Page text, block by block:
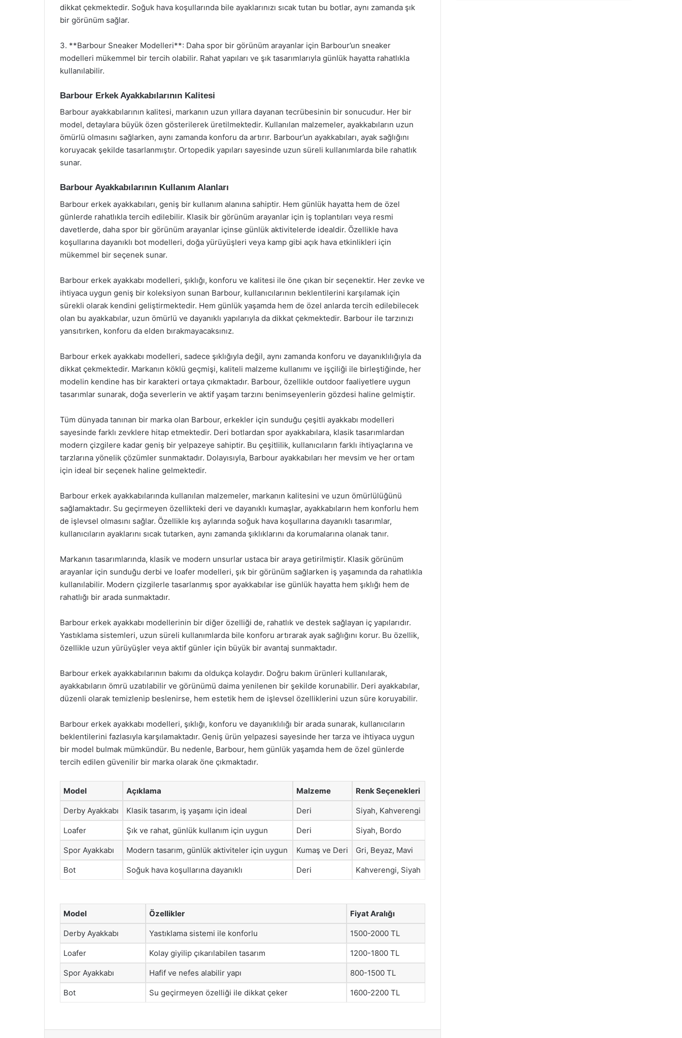
dikkat çekmektedir. Soğuk hava koşullarında bile ayaklarınızı sıcak tutan bu botlar, aynı zamanda şık
bir görünüm sağlar.
3. **Barbour Sneaker Modelleri**: Daha spor bir görünüm arayanlar için Barbour’un sneaker
modelleri mükemmel bir tercih olabilir. Rahat yapıları ve şık tasarımlarıyla günlük hayatta rahatlıkla
kullanılabilir.
Barbour Erkek Ayakkabılarının Kalitesi
Barbour ayakkabılarının kalitesi, markanın uzun yıllara dayanan tecrübesinin bir sonucudur. Her bir
model, detaylara büyük özen gösterilerek üretilmektedir. Kullanılan malzemeler, ayakkabıların uzun
ömürlü olmasını sağlarken, aynı zamanda konforu da artırır. Barbour’un ayakkabıları, ayak sağlığını
koruyacak şekilde tasarlanmıştır. Ortopedik yapıları sayesinde uzun süreli kullanımlarda bile rahatlık
sunar.
Barbour Ayakkabılarının Kullanım Alanları
Barbour erkek ayakkabıları, geniş bir kullanım alanına sahiptir. Hem günlük hayatta hem de özel
günlerde rahatlıkla tercih edilebilir. Klasik bir görünüm arayanlar için iş toplantıları veya resmi
davetlerde, daha spor bir görünüm arayanlar içinse günlük aktivitelerde idealdir. Özellikle hava
koşullarına dayanıklı bot modelleri, doğa yürüyüşleri veya kamp gibi açık hava etkinlikleri için
mükemmel bir seçenek sunar.
Barbour erkek ayakkabı modelleri, şıklığı, konforu ve kalitesi ile öne çıkan bir seçenektir. Her zevke ve
ihtiyaca uygun geniş bir koleksiyon sunan Barbour, kullanıcılarının beklentilerini karşılamak için
sürekli olarak kendini geliştirmektedir. Hem günlük yaşamda hem de özel anlarda tercih edilebilecek
olan bu ayakkabılar, uzun ömürlü ve dayanıklı yapılarıyla da dikkat çekmektedir. Barbour ile tarzınızı
yansıtırken, konforu da elden bırakmayacaksınız.
Barbour erkek ayakkabı modelleri, sadece şıklığıyla değil, aynı zamanda konforu ve dayanıklılığıyla da
dikkat çekmektedir. Markanın köklü geçmişi, kaliteli malzeme kullanımı ve işçiliği ile birleştiğinde, her
modelin kendine has bir karakteri ortaya çıkmaktadır. Barbour, özellikle outdoor faaliyetlere uygun
tasarımlar sunarak, doğa severlerin ve aktif yaşam tarzını benimseyenlerin gözdesi haline gelmiştir.
Tüm dünyada tanınan bir marka olan Barbour, erkekler için sunduğu çeşitli ayakkabı modelleri
sayesinde farklı zevklere hitap etmektedir. Deri botlardan spor ayakkabılara, klasik tasarımlardan
modern çizgilere kadar geniş bir yelpazeye sahiptir. Bu çeşitlilik, kullanıcıların farklı ihtiyaçlarına ve
tarzlarına yönelik çözümler sunmaktadır. Dolayısıyla, Barbour ayakkabıları her mevsim ve her ortam
için ideal bir seçenek haline gelmektedir.
Barbour erkek ayakkabılarında kullanılan malzemeler, markanın kalitesini ve uzun ömürlülüğünü
sağlamaktadır. Su geçirmeyen özellikteki deri ve dayanıklı kumaşlar, ayakkabıların hem konforlu hem
de işlevsel olmasını sağlar. Özellikle kış aylarında soğuk hava koşullarına dayanıklı tasarımlar,
kullanıcıların ayaklarını sıcak tutarken, aynı zamanda şıklıklarını da korumalarına olanak tanır.
Markanın tasarımlarında, klasik ve modern unsurlar ustaca bir araya getirilmiştir. Klasik görünüm
arayanlar için sunduğu derbi ve loafer modelleri, şık bir görünüm sağlarken iş yaşamında da rahatlıkla
kullanılabilir. Modern çizgilerle tasarlanmış spor ayakkabılar ise günlük hayatta hem şıklığı hem de
rahatlığı bir arada sunmaktadır.
Barbour erkek ayakkabı modellerinin bir diğer özelliği de, rahatlık ve destek sağlayan iç yapılarıdır.
Yastıklama sistemleri, uzun süreli kullanımlarda bile konforu artırarak ayak sağlığını korur. Bu özellik,
özellikle uzun yürüyüşler veya aktif günler için büyük bir avantaj sunmaktadır.
Barbour erkek ayakkabılarının bakımı da oldukça kolaydır. Doğru bakım ürünleri kullanılarak,
ayakkabıların ömrü uzatılabilir ve görünümü daima yenilenen bir şekilde korunabilir. Deri ayakkabılar,
düzenli olarak temizlenip beslenirse, hem estetik hem de işlevsel özelliklerini uzun süre koruyabilir.
Barbour erkek ayakkabı modelleri, şıklığı, konforu ve dayanıklılığı bir arada sunarak, kullanıcıların
beklentilerini fazlasıyla karşılamaktadır. Geniş ürün yelpazesi sayesinde her tarza ve ihtiyaca uygun
bir model bulmak mümkündür. Bu nedenle, Barbour, hem günlük yaşamda hem de özel günlerde
tercih edilen güvenilir bir marka olarak öne çıkmaktadır.
Model Açıklama Malzeme Renk Seçenekleri
Derby Ayakkabı Klasik tasarım, iş yaşamı için ideal Deri Siyah, Kahverengi
Loafer Şık ve rahat, günlük kullanım için uygun Deri Siyah, Bordo
Spor Ayakkabı Modern tasarım, günlük aktiviteler için uygun Kumaş ve Deri Gri, Beyaz, Mavi
Bot Soğuk hava koşullarına dayanıklı Deri Kahverengi, Siyah
Model Özellikler Fiyat Aralığı
Derby Ayakkabı Yastıklama sistemi ile konforlu 1500-2000 TL
Loafer Kolay giyilip çıkarılabilen tasarım 1200-1800 TL
Spor Ayakkabı Hafif ve nefes alabilir yapı 800-1500 TL
Bot Su geçirmeyen özelliği ile dikkat çeker 1600-2200 TL